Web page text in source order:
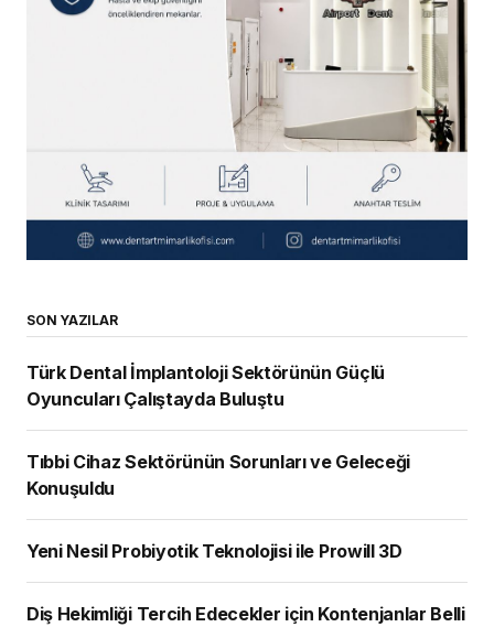
SON YAZILAR
Türk Dental İmplantoloji Sektörünün Güçlü
Oyuncuları Çalıştayda Buluştu
Tıbbi Cihaz Sektörünün Sorunları ve Geleceği
Konuşuldu
Yeni Nesil Probiyotik Teknolojisi ile Prowill 3D
Diş Hekimliği Tercih Edecekler için Kontenjanlar Belli